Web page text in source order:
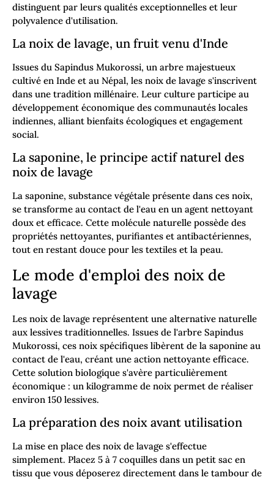
distinguent par leurs qualités exceptionnelles et leur
polyvalence d'utilisation.
La noix de lavage, un fruit venu d'Inde
Issues du Sapindus Mukorossi, un arbre majestueux
cultivé en Inde et au Népal, les noix de lavage s'inscrivent
dans une tradition millénaire. Leur culture participe au
développement économique des communautés locales
indiennes, alliant bienfaits écologiques et engagement
social.
La saponine, le principe actif naturel des
noix de lavage
La saponine, substance végétale présente dans ces noix,
se transforme au contact de l'eau en un agent nettoyant
doux et efficace. Cette molécule naturelle possède des
propriétés nettoyantes, purifiantes et antibactériennes,
tout en restant douce pour les textiles et la peau.
Le mode d'emploi des noix de
lavage
Les noix de lavage représentent une alternative naturelle
aux lessives traditionnelles. Issues de l'arbre Sapindus
Mukorossi, ces noix spécifiques libèrent de la saponine au
contact de l'eau, créant une action nettoyante efficace.
Cette solution biologique s'avère particulièrement
économique : un kilogramme de noix permet de réaliser
environ 150 lessives.
La préparation des noix avant utilisation
La mise en place des noix de lavage s'effectue
simplement. Placez 5 à 7 coquilles dans un petit sac en
tissu que vous déposerez directement dans le tambour de